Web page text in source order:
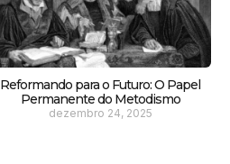
Reformando para o Futuro: O Papel
Permanente do Metodismo
dezembro 24, 2025